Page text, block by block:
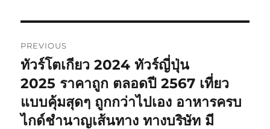
navigation
PREVIOUS
Previous
post:
ทัวร์โตเกียว 2024 ทัวร์ญี่ปุ่น
2025 ราคาถูก ตลอดปี 2567 เที่ยว
แบบคุ้มสุดๆ ถูกกว่าไปเอง อาหารครบ
ไกด์ชำนาญเส้นทาง ทางบริษัท มี